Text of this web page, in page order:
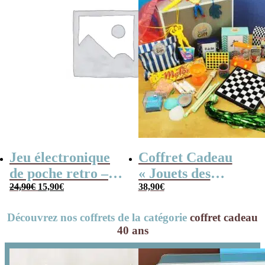
Jeu électronique
de poche retro –
Console vintage
24,90€ Le
était :
15,90€Le
est :
Coffret Cadeau
« Jouets des
années 80 » –
38,90€
Découvrez nos coffrets de la catégorie coffret cadeau
40 ans